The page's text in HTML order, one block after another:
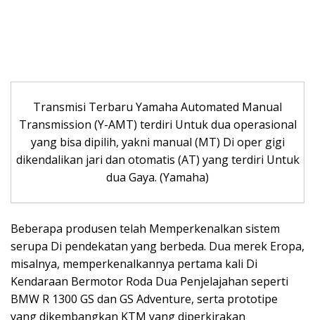
Transmisi Terbaru Yamaha Automated Manual
Transmission (Y-AMT) terdiri Untuk dua operasional
yang bisa dipilih, yakni manual (MT) Di oper gigi
dikendalikan jari dan otomatis (AT) yang terdiri Untuk
dua Gaya. (Yamaha)
Beberapa produsen telah Memperkenalkan sistem
serupa Di pendekatan yang berbeda. Dua merek Eropa,
misalnya, memperkenalkannya pertama kali Di
Kendaraan Bermotor Roda Dua Penjelajahan seperti
BMW R 1300 GS dan GS Adventure, serta prototipe
yang dikembangkan KTM yang diperkirakan